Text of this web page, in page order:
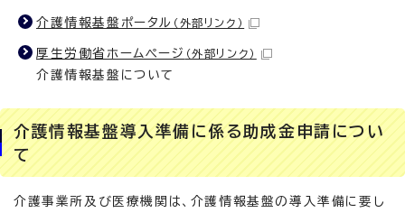
介護情報基盤ポータル （外部リンク）
厚生労働省ホームページ （外部リンク）
介護情報基盤について
介護情報基盤導入準備に係る助成金申請につい
て
介護事業所及び医療機関は、介護情報基盤の導入準備に要し